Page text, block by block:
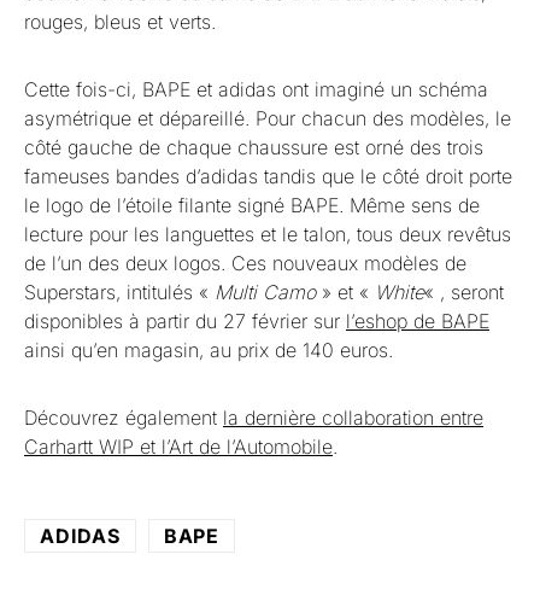
rouges, bleus et verts.
Cette fois-ci, BAPE et adidas ont imaginé un schéma
asymétrique et dépareillé. Pour chacun des modèles, le
côté gauche de chaque chaussure est orné des trois
fameuses bandes d’adidas tandis que le côté droit porte
le logo de l’étoile filante signé BAPE. Même sens de
lecture pour les languettes et le talon, tous deux revêtus
de l’un des deux logos. Ces nouveaux modèles de
Superstars, intitulés « Multi Camo» et « White« , seront
disponibles à partir du 27 février sur l’eshop de BAPE
ainsi qu’en magasin, au prix de 140 euros.
Découvrez également la dernière collaboration entre
Carhartt WIP et l’Art de l’Automobile.
ADIDAS BAPE